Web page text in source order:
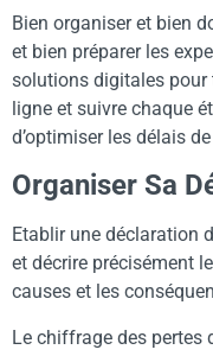
Bien organiser et bien
et bien préparer les
solutions digitales pour
ligne et suivre chaque
d’optimiser les délais de
Organiser Sa
Etablir une déclaration
et décrire précisément
causes et les
Le chiffrage des pertes